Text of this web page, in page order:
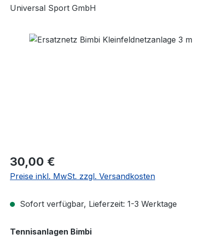
Universal Sport GmbH
Bildergalerie überspringen
Regulärer Preis:
30,00 €
Preise inkl. MwSt. zzgl. Versandkosten
Sofort verfügbar, Lieferzeit: 1-3 Werktage
Tennisanlagen Bimbiauswählen